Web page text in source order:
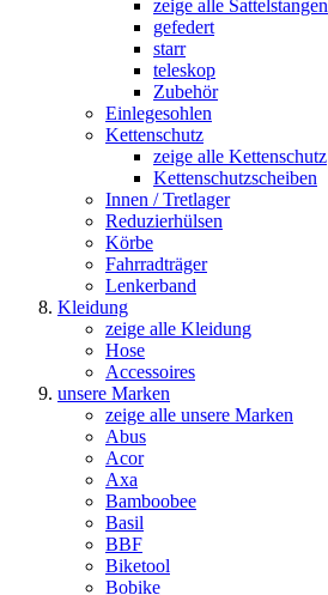
zeige alle Sattelstangen
gefedert
starr
teleskop
Zubehör
Einlegesohlen
Kettenschutz
zeige alle Kettenschutz
Kettenschutzscheiben
Innen / Tretlager
Reduzierhülsen
Körbe
Fahrradträger
Lenkerband
Kleidung
zeige alle Kleidung
Hose
Accessoires
unsere Marken
zeige alle unsere Marken
Abus
Acor
Axa
Bamboobee
Basil
BBF
Biketool
Bobike